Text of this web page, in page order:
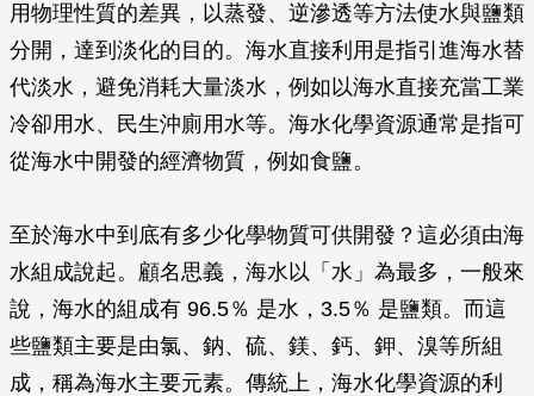
用物理性質的差異，以蒸發、逆滲透等方法使水與鹽類
分開，達到淡化的目的。海水直接利用是指引進海水替
代淡水，避免消耗大量淡水，例如以海水直接充當工業
冷卻用水、民生沖廁用水等。海水化學資源通常是指可
從海水中開發的經濟物質，例如食鹽。
至於海水中到底有多少化學物質可供開發？這必須由海
水組成說起。顧名思義，海水以「水」為最多，一般來
說，海水的組成有 96.5％ 是水，3.5％ 是鹽類。而這
些鹽類主要是由氯、鈉、硫、鎂、鈣、鉀、溴等所組
成，稱為海水主要元素。傳統上，海水化學資源的利